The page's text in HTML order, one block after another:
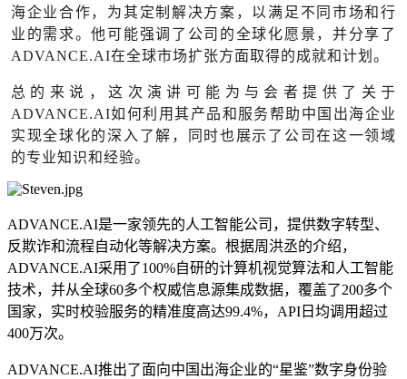
海企业合作，为其定制解决方案，以满足不同市场和行
业的需求。他可能强调了公司的全球化愿景，并分享了
ADVANCE.AI在全球市场扩张方面取得的成就和计划。
总的来说，这次演讲可能为与会者提供了关于
ADVANCE.AI如何利用其产品和服务帮助中国出海企业
实现全球化的深入了解，同时也展示了公司在这一领域
的专业知识和经验。
ADVANCE.AI是一家领先的人工智能公司，提供数字转型、
反欺诈和流程自动化等解决方案。根据周洪丞的介绍，
ADVANCE.AI采用了100%自研的计算机视觉算法和人工智能
技术，并从全球60多个权威信息源集成数据，覆盖了200多个
国家，实时校验服务的精准度高达99.4%，API日均调用超过
400万次。
ADVANCE.AI推出了面向中国出海企业的“星鉴”数字身份验